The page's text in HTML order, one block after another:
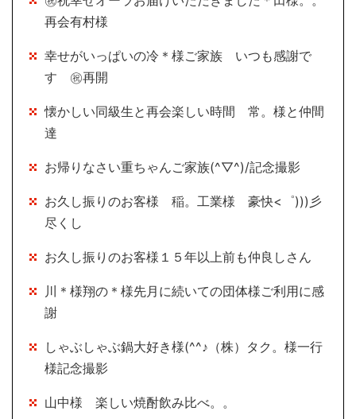
再会有村様
幸せがいっぱいの冷＊様ご家族 いつも感謝で
す ㊗再開
懐かしい同級生と再会楽しい時間 常。様と仲間
達
お帰りなさい重ちゃんご家族(^▽^)/記念撮影
お久し振りのお客様 稲。工業様 豪快<゜)))彡
尽くし
お久し振りのお客様１５年以上前も仲良しさん
川＊様翔の＊様先月に続いての団体様ご利用に感
謝
しゃぶしゃぶ鍋大好き様(^^♪（株）タク。様一行
様記念撮影
山中様 楽しい焼酎飲み比べ。。